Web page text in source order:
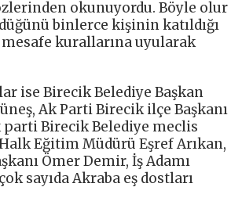
okunuyordu. Böyle olur
binlerce kişinin katıldığı
kurallarına uyularak
ise Birecik Belediye Başkan
Ak Parti Birecik ilçe Başkanı
parti Birecik Belediye meclis
Eğitim Müdürü Eşref Arıkan,
Ömer Demir, İş Adamı
sayıda Akraba eş dostları